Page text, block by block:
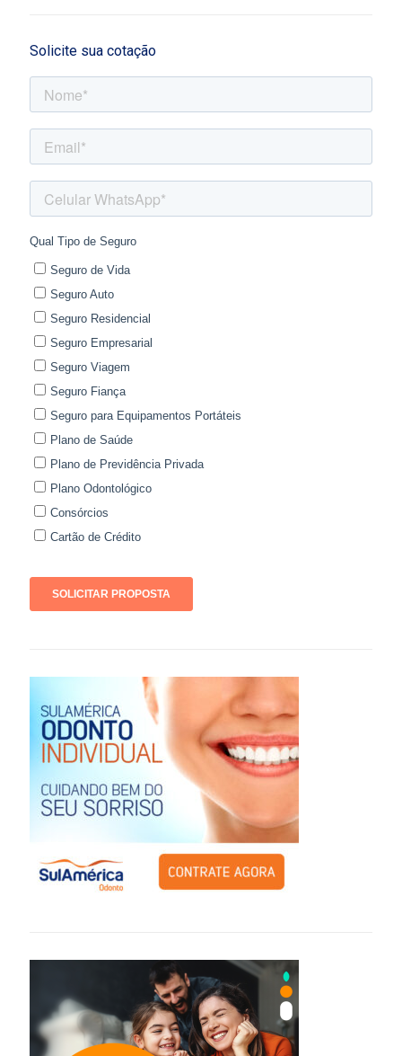
Solicite sua cotação